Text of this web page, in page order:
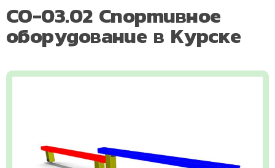
СО-03.02 Спортивное
оборудование в Курске